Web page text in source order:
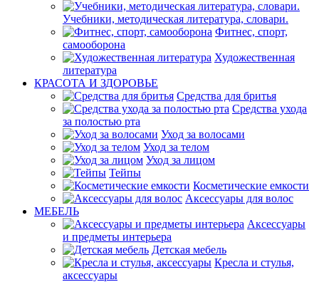
Учебники, методическая литература, словари.
Фитнес, спорт,
самооборона
Художественная
литература
КРАСОТА И ЗДОРОВЬЕ
Средства для бритья
Средства ухода
за полостью рта
Уход за волосами
Уход за телом
Уход за лицом
Тейпы
Косметические емкости
Аксессуары для волос
МЕБЕЛЬ
Аксессуары
и предметы интерьера
Детская мебель
Кресла и стулья,
аксессуары